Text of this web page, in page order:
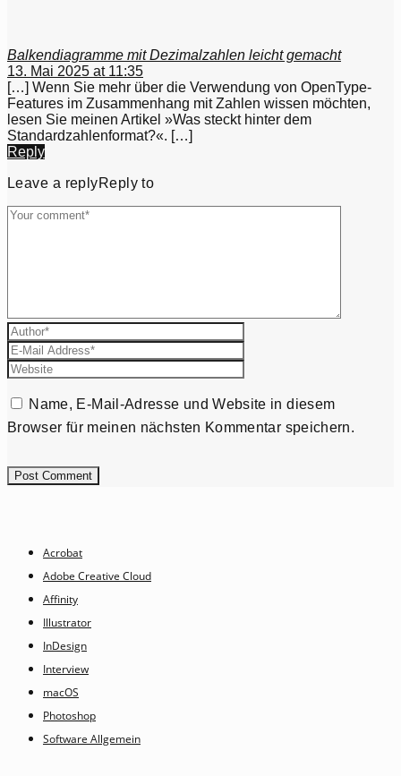
Balkendiagramme mit Dezimalzahlen leicht gemacht
13. Mai 2025 at 11:35
[…] Wenn Sie mehr über die Verwendung von OpenType-
Features im Zusammenhang mit Zahlen wissen möchten,
lesen Sie meinen Artikel »Was steckt hinter dem
Standardzahlenformat?«. […]
Reply
Leave a replyReply to
Name, E-Mail-Adresse und Website in diesem
Browser für meinen nächsten Kommentar speichern.
Acrobat
Adobe Creative Cloud
Affinity
Illustrator
InDesign
Interview
macOS
Photoshop
Software Allgemein